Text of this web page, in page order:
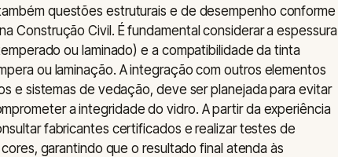
questões estruturais e de desempenho conforme
Construção Civil. É fundamental considerar a espessura
ou laminado) e a compatibilidade da tinta
ou laminação. A integração com outros elementos
e sistemas de vedação, deve ser planejada para evitar
a integridade do vidro. A partir da experiência
fabricantes certificados e realizar testes de
garantindo que o resultado final atenda às